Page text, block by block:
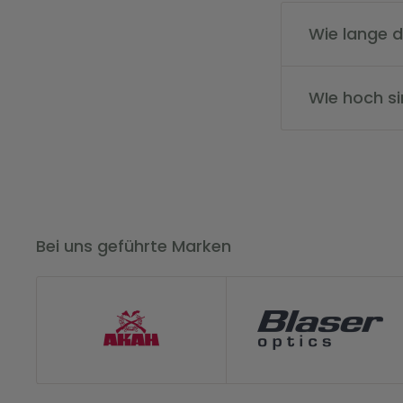
Wie lange
über die
WIe hoch
Bei uns geführte Marken